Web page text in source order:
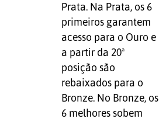
Prata. Na Prata, os 6
primeiros garantem
acesso para o Ouro e
a partir da 20ª
posição são
rebaixados para o
Bronze. No Bronze, os
6 melhores sobem